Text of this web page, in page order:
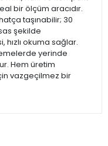
bir ölçüm aracıdır.
taşınabilir; 30
şekilde
okuma sağlar.
yerinde
Hem üretim
vazgeçilmez bir